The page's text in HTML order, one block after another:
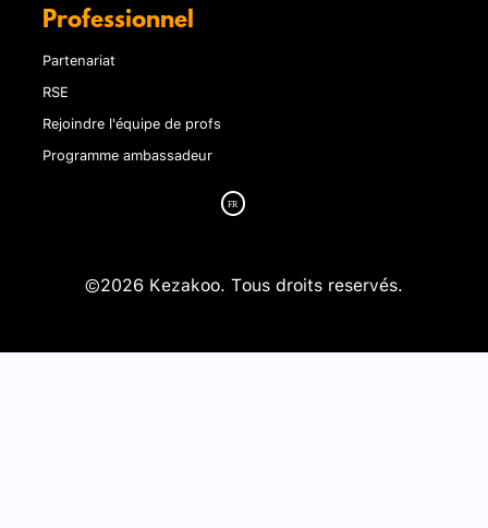
Professionnel
Partenariat
RSE
Rejoindre l'équipe de profs
Programme ambassadeur
©2026 Kezakoo. Tous droits reservés.